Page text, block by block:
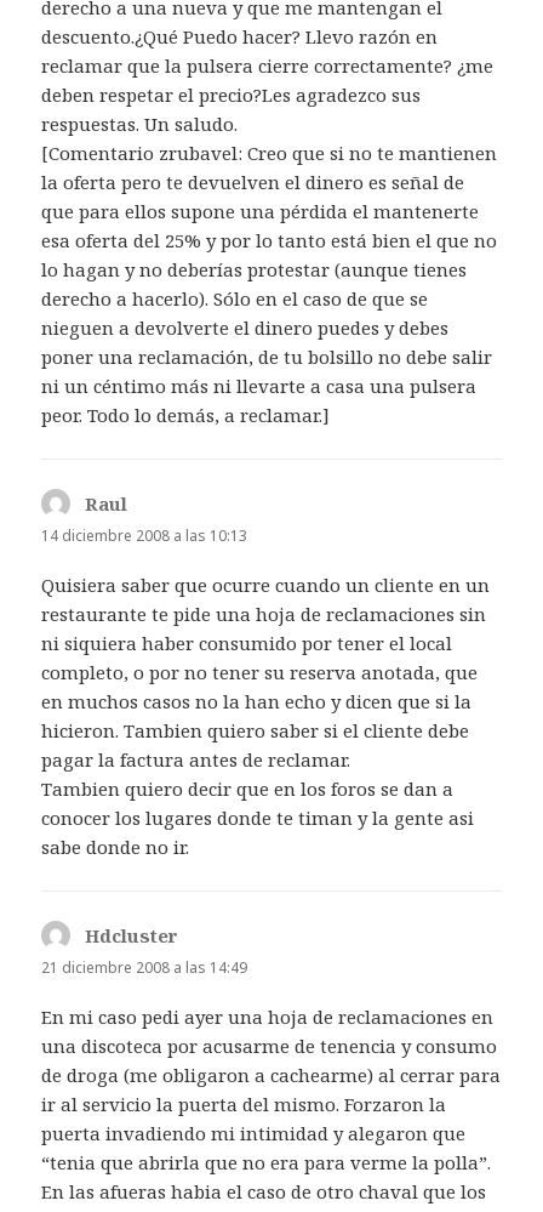
derecho a una nueva y que me mantengan el
descuento.¿Qué Puedo hacer? Llevo razón en
reclamar que la pulsera cierre correctamente? ¿me
deben respetar el precio?Les agradezco sus
respuestas. Un saludo.
[Comentario zrubavel: Creo que si no te mantienen
la oferta pero te devuelven el dinero es señal de
que para ellos supone una pérdida el mantenerte
esa oferta del 25% y por lo tanto está bien el que no
lo hagan y no deberías protestar (aunque tienes
derecho a hacerlo). Sólo en el caso de que se
nieguen a devolverte el dinero puedes y debes
poner una reclamación, de tu bolsillo no debe salir
ni un céntimo más ni llevarte a casa una pulsera
peor. Todo lo demás, a reclamar.]
Raul
14 diciembre 2008 a las 10:13
Quisiera saber que ocurre cuando un cliente en un
restaurante te pide una hoja de reclamaciones sin
ni siquiera haber consumido por tener el local
completo, o por no tener su reserva anotada, que
en muchos casos no la han echo y dicen que si la
hicieron. Tambien quiero saber si el cliente debe
pagar la factura antes de reclamar.
Tambien quiero decir que en los foros se dan a
conocer los lugares donde te timan y la gente asi
sabe donde no ir.
Hdcluster
21 diciembre 2008 a las 14:49
En mi caso pedi ayer una hoja de reclamaciones en
una discoteca por acusarme de tenencia y consumo
de droga (me obligaron a cachearme) al cerrar para
ir al servicio la puerta del mismo. Forzaron la
puerta invadiendo mi intimidad y alegaron que
“tenia que abrirla que no era para verme la polla”.
En las afueras habia el caso de otro chaval que los